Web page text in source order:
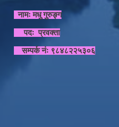
नामः मधु गुरुङ्ग
पदः प्रवक्ता
सम्पर्क नंः ९८४८२२५३०६